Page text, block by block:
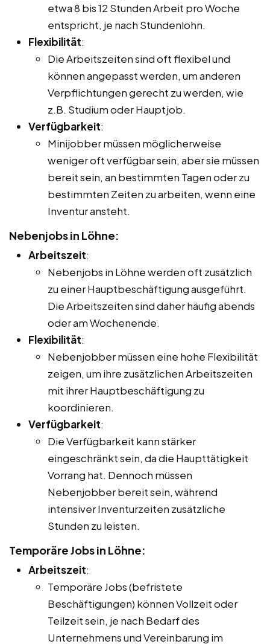
etwa 8 bis 12 Stunden Arbeit pro Woche
entspricht, je nach Stundenlohn.
Flexibilität:
Die Arbeitszeiten sind oft flexibel und
können angepasst werden, um anderen
Verpflichtungen gerecht zu werden, wie
z.B. Studium oder Hauptjob.
Verfügbarkeit:
Minijobber müssen möglicherweise
weniger oft verfügbar sein, aber sie müssen
bereit sein, an bestimmten Tagen oder zu
bestimmten Zeiten zu arbeiten, wenn eine
Inventur ansteht.
Nebenjobs in Löhne:
Arbeitszeit:
Nebenjobs in Löhne werden oft zusätzlich
zu einer Hauptbeschäftigung ausgeführt.
Die Arbeitszeiten sind daher häufig abends
oder am Wochenende.
Flexibilität:
Nebenjobber müssen eine hohe Flexibilität
zeigen, um ihre zusätzlichen Arbeitszeiten
mit ihrer Hauptbeschäftigung zu
koordinieren.
Verfügbarkeit:
Die Verfügbarkeit kann stärker
eingeschränkt sein, da die Haupttätigkeit
Vorrang hat. Dennoch müssen
Nebenjobber bereit sein, während
intensiver Inventurzeiten zusätzliche
Stunden zu leisten.
Temporäre Jobs in Löhne:
Arbeitszeit:
Temporäre Jobs (befristete
Beschäftigungen) können Vollzeit oder
Teilzeit sein, je nach Bedarf des
Unternehmens und Vereinbarung im